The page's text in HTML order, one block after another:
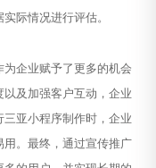
际情况进行评估。
企业赋予了更多的机会
及加强客户互动，企业
亚小程序制作时，企业
。最终，通过宣传推广